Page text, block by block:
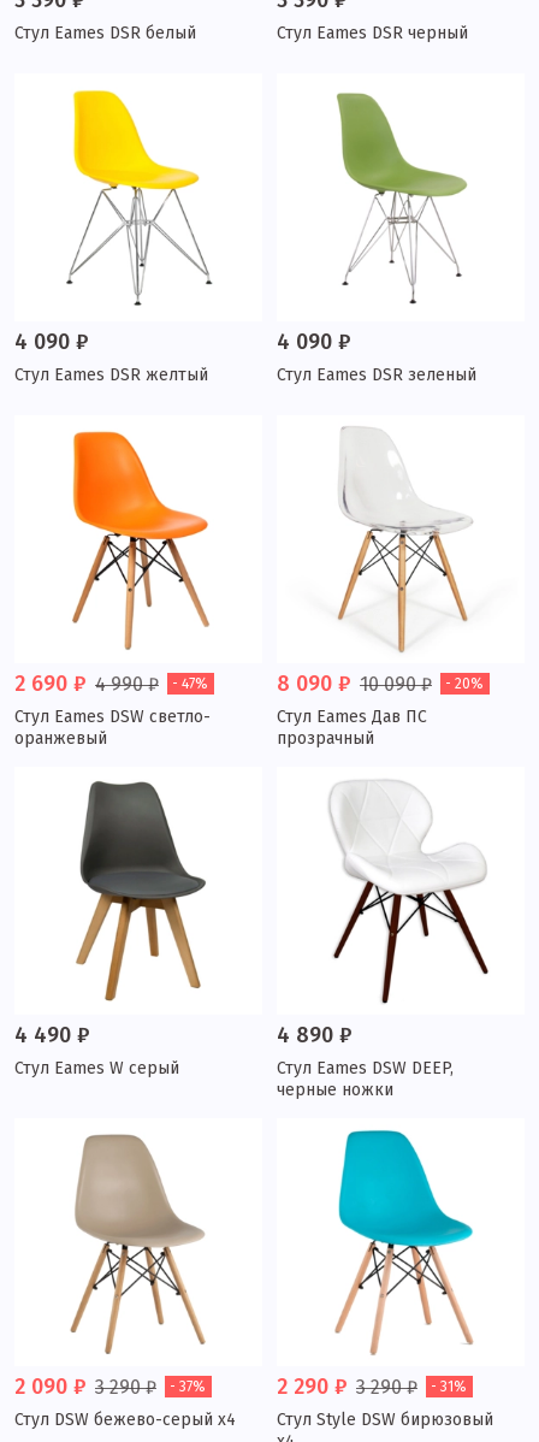
Стул Eames DSR белый Стул Eames DSR черный
4 090 ₽
Стул Eames DSR желтый
4 090 ₽
Стул Eames DSR зеленый
2 690 ₽ 4 990 ₽ - 47%
Стул Eames DSW светло-
оранжевый
8 090 ₽ 10 090 ₽ - 20%
Стул Eames Дав ПС
прозрачный
4 490 ₽
Стул Eames W серый
4 890 ₽
Стул Eames DSW DEEP,
черные ножки
2 090 ₽ 3 290 ₽ - 37%
Стул DSW бежево-серый x4
2 290 ₽ 3 290 ₽ - 31%
Стул Style DSW бирюзовый